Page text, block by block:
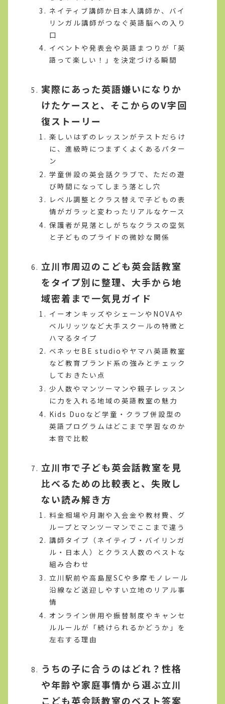
ネイティブ講師か日本人講師か、バイ
リンガル講師がつなぐ英語脳への入り
口
イベントや発表会や英語まつりが「英
語って楽しい！」を決定づける瞬間
実際にあった英語嫌いになりか
けたケースと、そこからのV字回
復ストーリー
楽しいはずのレッスンがテストだらけ
に、進級時につまずくよくあるパター
ン
学童併設の英会話クラブで、ただの遊
び時間になってしまう落とし穴
レベル調整とクラス替えで子どもの表
情がガラッと変わったリアルなケース
保護者が見落としがちなクラスの空気
と子どものプライドの微妙な関係
立川市周辺のこども英会話教室
をタイプ別に整理、大手から地
域密着まで一気見ガイド
イーオンキッズやシェーンやNOVAや
ベルリッツなど大手スクールの特徴と
ハマるタイプ
ベネッセBE studioやヤマハ英語教室
など教育ブランド系の強みとチェック
しておきたい点
少人数やマンツーマンや親子レッスン
に力を入れる地域の英語教室の魅力
Kids Duoなど学童・クラブ併設型の
英語プログラムはどこまで学習なのか
本音で比較
立川市で子ども英会話教室を見
比べるための比較表と、失敗し
ない読み解き方
料金相場や月謝や入会金や教材費、グ
ループとマンツーマンでここまで違う
講師タイプ（ネイティブ・バイリンガ
ル・日本人）とクラス人数のベストな
組み合わせ
立川駅前や高島屋SCや多摩モノレール
沿線など送迎しやすい立地のリアル事
情
オンライン併用や振替制度やキャンセ
ルルールが「続けられるかどうか」を
左右する理由
うちの子に合うのはどれ？性格
や年齢や家庭事情から選ぶ立川
こども英会話教室のベスト答案